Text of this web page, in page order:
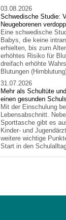
03.08.2026
Schwedische Studie:
Neugeborenen
Eine schwedische
Babys, die keine
erhielten, bis zum
erhöhtes Risiko für
dreifach erhöhte
Blutungen
31.07.2026
Mehr als Schultüte
einen gesunden
Mit der Einschulung
Lebensabschnitt.
Sporttasche gibt es
Kinder- und
weitere wichtige
Start in den